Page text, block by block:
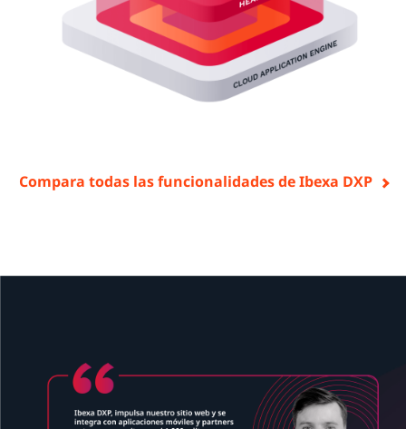
Compara todas las funcionalidades de Ibexa DXP